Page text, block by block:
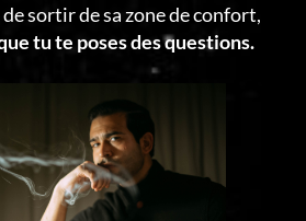
sortir de sa zone de confort,
tu te poses des questions.